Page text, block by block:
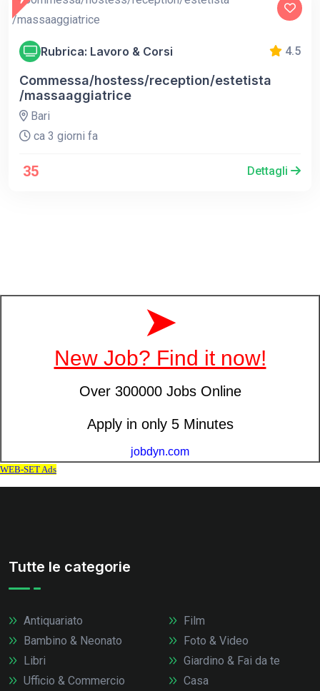
Rubrica: Lavoro & Corsi 4.5
Commessa/hostess/reception/estetista
/massaaggiatrice
Bari
ca 3 giorni fa
35 Dettagli
Tutte le categorie
Antiquariato
Bambino & Neonato
Libri
Ufficio & Commercio
Film
Foto & Video
Giardino & Fai da te
Casa